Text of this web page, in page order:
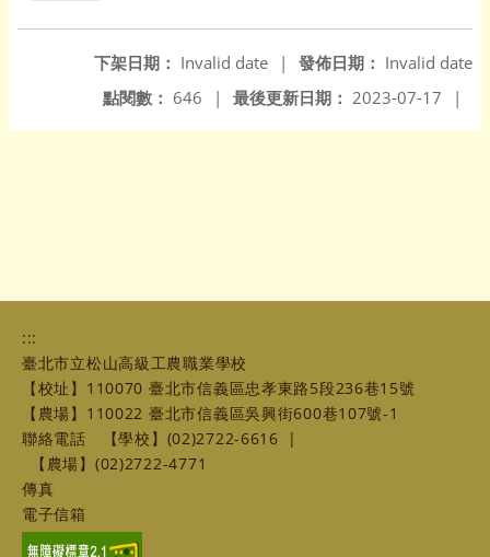
發佈日期： Invalid date
下架日期： Invalid date
|
最後更新日期： 2023-07-17 |
點閱數： 646 |
:::
臺北市立松山高級工農職業學校
【校址】110070 臺北市信義區忠孝東路5段236巷15號
【農場】110022 臺北市信義區吳興街600巷107號-1
聯絡電話
【學校】(02)2722-6616
|
【農場】(02)2722-4771
傳真
電子信箱